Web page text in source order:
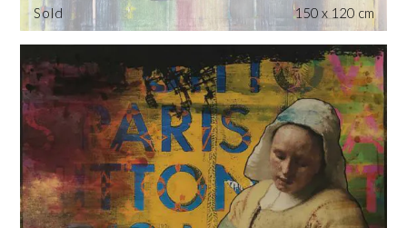
Sold
150 x 120 cm